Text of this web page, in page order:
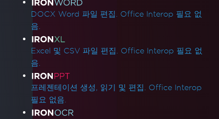
DOCX Word 파일 편집. Office Interop 필요 없
음.
Excel 및 CSV 파일 편집. Office Interop 필요 없
음.
프레젠테이션 생성, 읽기 및 편집. Office Interop
필요 없음.